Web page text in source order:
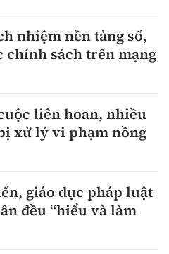
nhiệm nền tảng số,
chính sách trên mạng
liên hoan, nhiều
xử lý vi phạm nồng
giáo dục pháp luật
đều “hiểu và làm